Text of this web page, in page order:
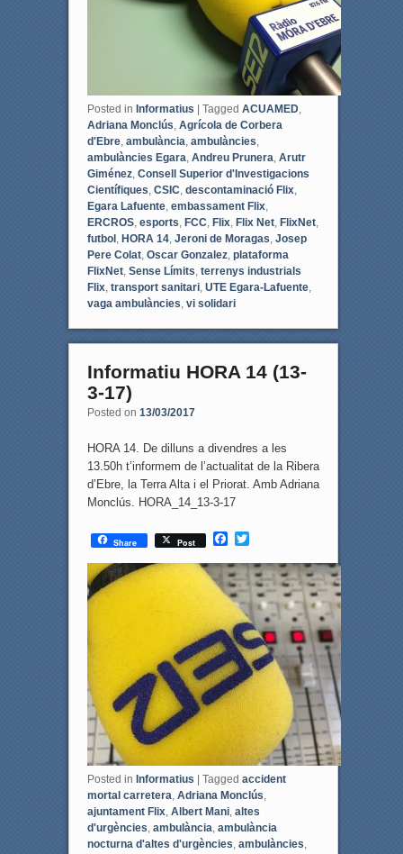
Posted in Informatius Tagged ACUAMED,
Adriana Monclús, Agrícola de Corbera
d'Ebre, ambulància, ambulàncies,
ambulàncies Egara, Andreu Prunera, Arutr
Giménez, Consell Superior d'Investigacions
Científiques, CSIC, descontaminació Flix,
Egara Lafuente, embassament Flix,
ERCROS, esports, FCC, Flix, Flix Net, FlixNet,
futbol , HORA 14, Jeroni de Moragas, Josep
Pere Colat, Oscar Gonzalez, plataforma
FlixNet, Sense Límits, terrenys industrials
Flix, transport sanitari, UTE Egara-Lafuente,
vaga ambulàncies, vi solidari
Informatiu HORA 14 (13-
3-17)
Posted on 13/03/2017
HORA 14. De dilluns a divendres a les
13.50h t’informem de l’actualitat de la Ribera
d’Ebre, la Terra Alta i el Priorat. Amb Adriana
Monclús. HORA_14_13-3-17
Share Post
F
c
e
b
o
o
k
T
i
r
Posted in Informatius Tagged accident
mortal carretera, Adriana Monclús,
ajuntament Flix, Albert Mani, altes
d'urgències, ambulància, ambulància
nocturna d'altes d'urgències, ambulàncies,